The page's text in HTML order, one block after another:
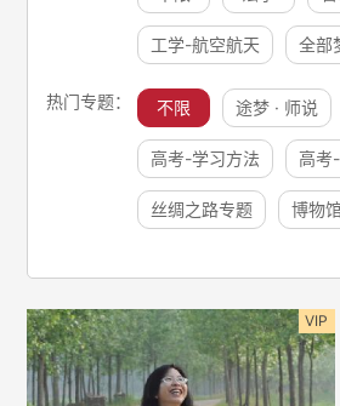
工学-航空航天 全部
热门专题： 不限 途梦 · 师说
高考-学习方法 高考
丝绸之路专题 博物
VIP